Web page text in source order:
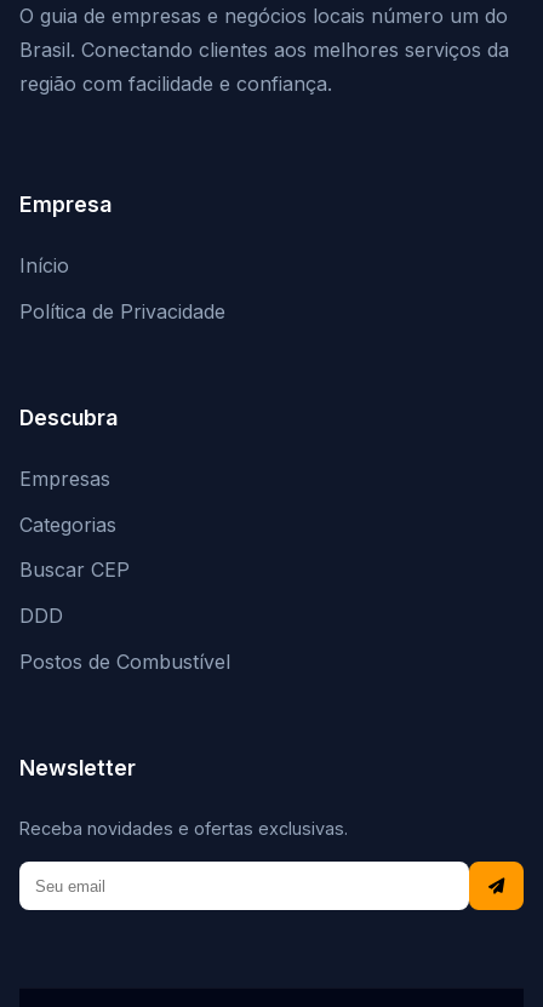
O guia de empresas e negócios locais número um do
Brasil. Conectando clientes aos melhores serviços da
região com facilidade e confiança.
Empresa
Início
Política de Privacidade
Descubra
Empresas
Categorias
Buscar CEP
DDD
Postos de Combustível
Newsletter
Receba novidades e ofertas exclusivas.